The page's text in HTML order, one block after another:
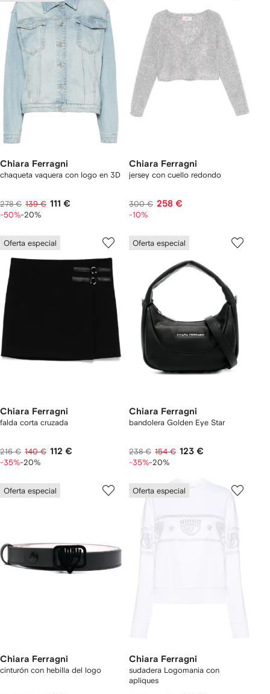
Chiara Ferragni
chaqueta vaquera con logo en 3D
278 € 139 € 111 €
-50%-20%
Chiara Ferragni
jersey con cuello redondo
300 € 258 €
-10%
Oferta especial
Chiara Ferragni
falda corta cruzada
216 € 140 € 112 €
-35%-20%
Oferta especial
Chiara Ferragni
bandolera Golden Eye Star
238 € 154 € 123 €
-35%-20%
Oferta especial
Chiara Ferragni
cinturón con hebilla del logo
Oferta especial
Chiara Ferragni
sudadera Logomania con
apliques